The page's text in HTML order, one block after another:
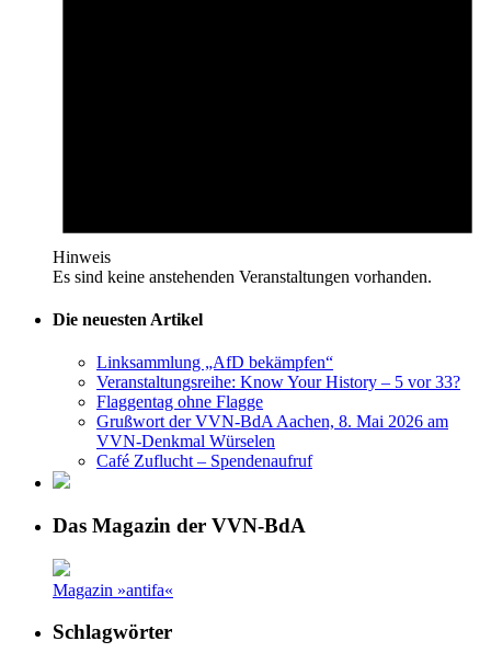
Hinweis
Es sind keine anstehenden Veranstaltungen vorhanden.
Die neuesten Artikel
Linksammlung „AfD bekämpfen“
Veranstaltungsreihe: Know Your History – 5 vor 33?
Flaggentag ohne Flagge
Grußwort der VVN-BdA Aachen, 8. Mai 2026 am
VVN-Denkmal Würselen
Café Zuflucht – Spendenaufruf
Das Magazin der VVN-BdA
Magazin »antifa«
Schlagwörter